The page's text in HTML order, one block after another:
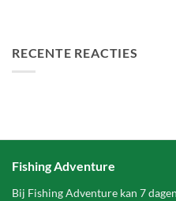
RECENTE REACTIES
Fishing Adventure
Bij Fishing Adventure kan 7